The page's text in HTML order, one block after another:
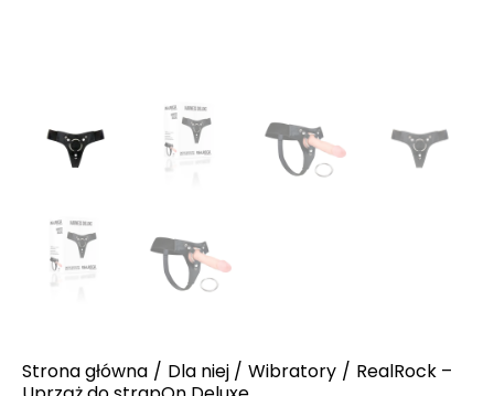
Strona główna Dla niej Wibratory
RealRock –